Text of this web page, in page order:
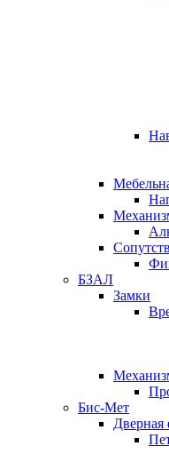
БЗАЛ
Замки
Бис-Мет
Дверная